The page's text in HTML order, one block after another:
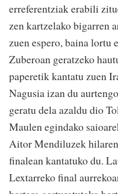
erreferentziak erabili
zen kartzelako bigarren
zuen espero, baina lortu
Zuberoan geratzeko
paperetik kantatu zuen
Nagusia izan du
geratu dela azaldu dio
Maulen egindako
Aitor Mendiluzek
finalean kantatuko du.
Lextarreko final